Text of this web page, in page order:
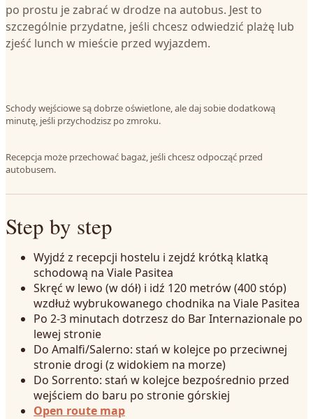
po prostu je zabrać w drodze na autobus. Jest to
szczególnie przydatne, jeśli chcesz odwiedzić plażę lub
zjeść lunch w mieście przed wyjazdem.
Schody wejściowe są dobrze oświetlone, ale daj sobie dodatkową
minutę, jeśli przychodzisz po zmroku.
Recepcja może przechować bagaż, jeśli chcesz odpocząć przed
autobusem.
Step by step
Wyjdź z recepcji hostelu i zejdź krótką klatką
schodową na Viale Pasitea
Skręć w lewo (w dół) i idź 120 metrów (400 stóp)
wzdłuż wybrukowanego chodnika na Viale Pasitea
Po 2-3 minutach dotrzesz do Bar Internazionale po
lewej stronie
Do Amalfi/Salerno: stań w kolejce po przeciwnej
stronie drogi (z widokiem na morze)
Do Sorrento: stań w kolejce bezpośrednio przed
wejściem do baru po stronie górskiej
Open route map